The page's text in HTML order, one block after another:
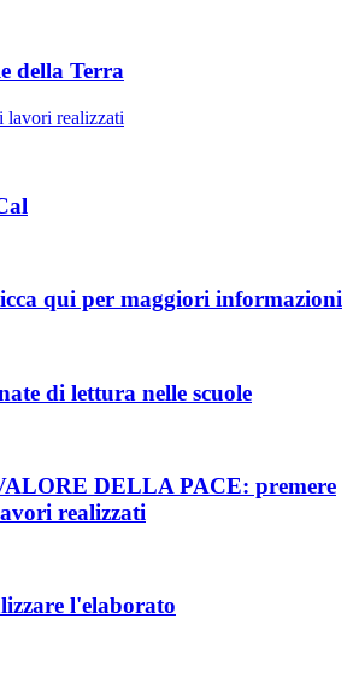
della Terra
lavori realizzati
qui per maggiori informazioni
di lettura nelle scuole
DELLA PACE: premere
realizzati
l'elaborato